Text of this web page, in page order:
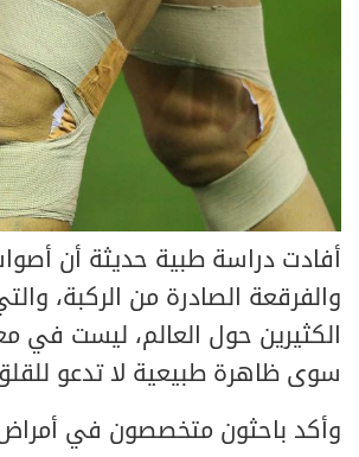
أفادت دراسة طبية حديثة أن
والفرقعة الصادرة من الركبة،
الكثيرين حول العالم، ليست في
سوى ظاهرة طبيعية لا تدعو
وأكد باحثون متخصصون في أمراض